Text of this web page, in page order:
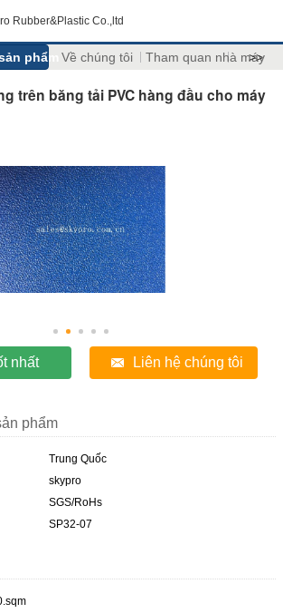
Rubber&Plastic Co.,ltd
phẩm Về chúng tôi Tham quan nhà máy
>>
trên băng tải PVC hàng đầu cho máy
nhất Liên hệ chúng tôi
phẩm
Trung Quốc
skypro
SGS/RoHs
SP32-07